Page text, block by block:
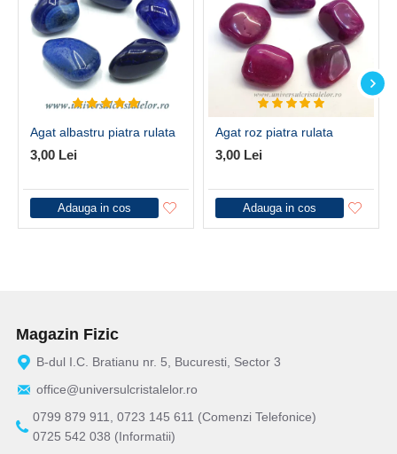
Agat albastru piatra rulata
3,00 Lei
Adauga in cos
Agat roz piatra rulata
3,00 Lei
Adauga in cos
Magazin Fizic
B-dul I.C. Bratianu nr. 5, Bucuresti, Sector 3
office@universulcristalelor.ro
0799 879 911, 0723 145 611 (Comenzi Telefonice)
0725 542 038 (Informatii)